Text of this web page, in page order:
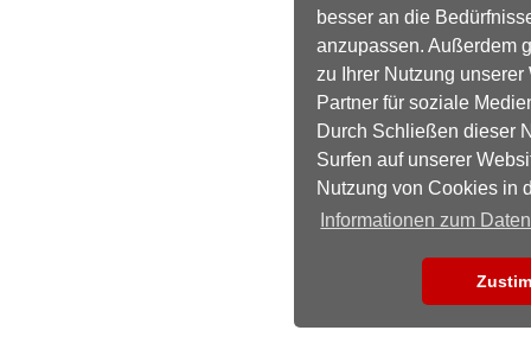
besser an die
anzupassen. Außerdem
zu Ihrer Nutzung
Partner für soziale
Durch Schließen dieser
Surfen auf unserer
Nutzung von Cookies in
Informationen zum